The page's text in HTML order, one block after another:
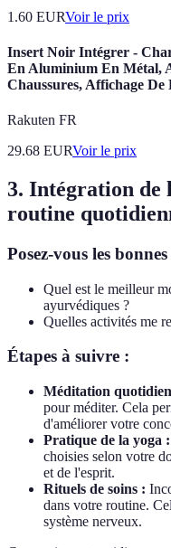
1.60 EURVoir le prix
Insert Noir Intégrer -
En Aluminium En Métal,
Chaussures, Affichage De
Rakuten FR
29.68 EURVoir le prix
3. Intégration de
routine
Posez-vous les
Quel est le meilleur
ayurvédiques ?
Quelles activités me
Étapes à suivre :
Méditation
pour méditer. Cela
d'améliorer votre
Pratique de la yoga :
choisies selon votre
et de l'esprit.
Rituels de soins :
dans votre routine.
système nerveux.